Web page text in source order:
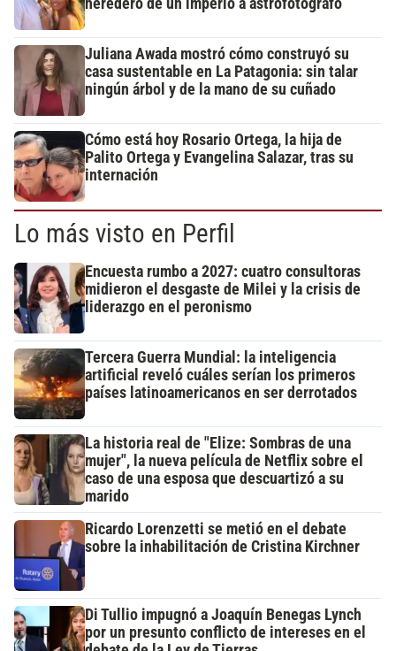
Juliana Awada mostró cómo construyó su
casa sustentable en La Patagonia: sin talar
ningún árbol y de la mano de su cuñado
Cómo está hoy Rosario Ortega, la hija de
Palito Ortega y Evangelina Salazar, tras su
internación
Lo más visto en Perfil
Encuesta rumbo a 2027: cuatro consultoras
midieron el desgaste de Milei y la crisis de
liderazgo en el peronismo
Tercera Guerra Mundial: la inteligencia
artificial reveló cuáles serían los primeros
países latinoamericanos en ser derrotados
La historia real de "Elize: Sombras de una
mujer", la nueva película de Netflix sobre el
caso de una esposa que descuartizó a su
marido
Ricardo Lorenzetti se metió en el debate
sobre la inhabilitación de Cristina Kirchner
Di Tullio impugnó a Joaquín Benegas Lynch
por un presunto conflicto de intereses en el